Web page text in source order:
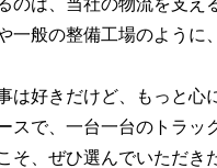
一般の整備工場のように
は好きだけど、もっと心
スで、一台一台のトラッ
そ、ぜひ選んでいただき